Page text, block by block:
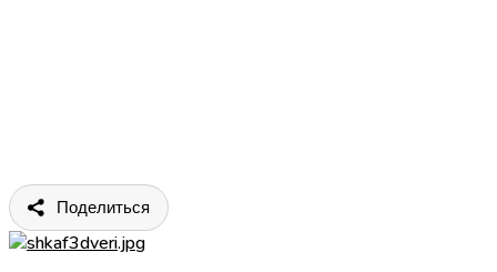
Поделиться